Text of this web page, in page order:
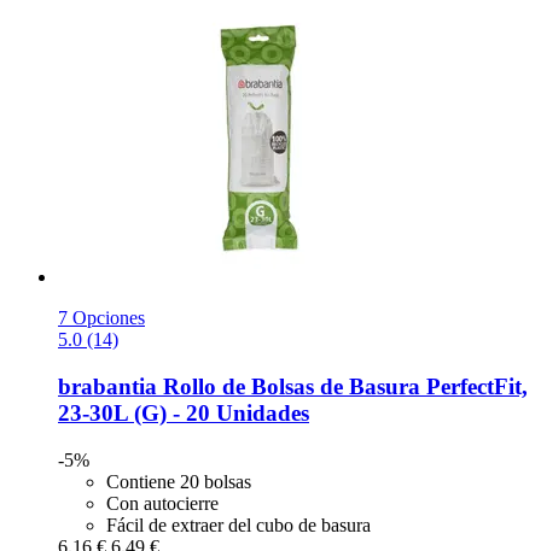
7 Opciones
5.0 (14)
brabantia Rollo de Bolsas de Basura PerfectFit,
23-​30L (G) -​ 20 Unidades
-5%
Contiene 20 bolsas
Con autocierre
Fácil de extraer del cubo de basura
6,16 € 6,49 €